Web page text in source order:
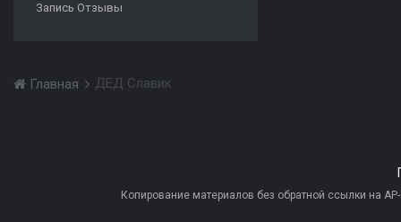
Запись Отзывы
Главная ДЕД Славик
Копирование материалов без обратной ссылки на